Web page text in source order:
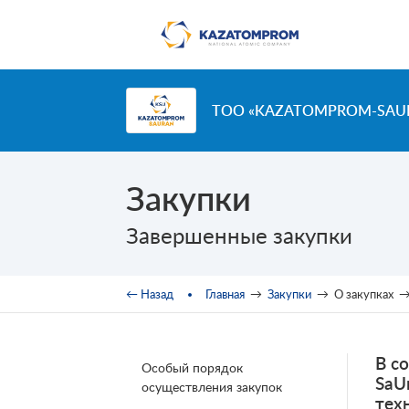
ТОО «KAZATOMPROM-
Закупки
Завершенные закупки
Вы здесь
← Назад Главная → Закупки → О закупках →
Особый порядок
осуществления закупок
В